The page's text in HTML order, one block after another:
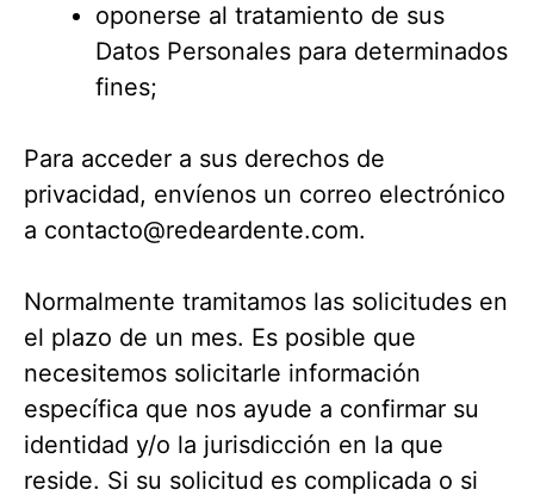
oponerse al tratamiento de sus
Datos Personales para determinados
fines;
Para acceder a sus derechos de
privacidad, envíenos un correo electrónico
a contacto@redeardente.com.
Normalmente tramitamos las solicitudes en
el plazo de un mes. Es posible que
necesitemos solicitarle información
específica que nos ayude a confirmar su
identidad y/o la jurisdicción en la que
reside. Si su solicitud es complicada o si